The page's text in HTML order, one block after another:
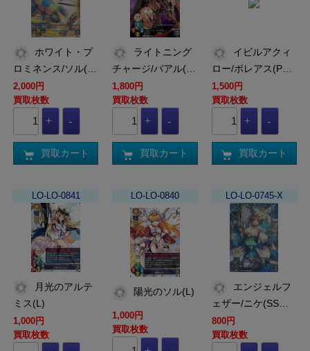
ロミネンス/ソル(…
2,000円
買取枚数
買取カート
チャージ/バアル(…
1,800円
買取枚数
買取カート
ロー/ボレアス(P…
1,500円
買取枚数
買取カート
LO-LO-0841
ミス(L)
1,000円
買取枚数
LO-LO-0840
陽光のソル(L)
1,000円
買取枚数
LO-LO-0745-X
ェザー/ニケ(SS…
800円
買取枚数